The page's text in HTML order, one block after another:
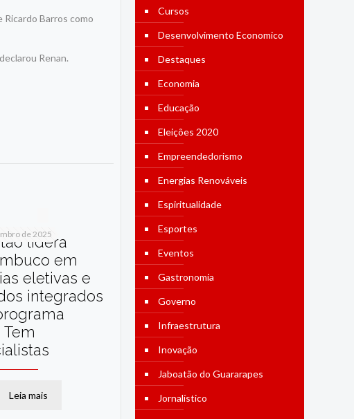
Barros como
Renan.
de 2025
lidera
em
eletivas e
integrados
Leia mais
Cursos
Desenvolvimento Economico
Destaques
Economia
Educação
Eleições 2020
Empreendedorismo
Energias Renováveis
Espiritualidade
Esportes
Eventos
Gastronomia
Governo
Infraestrutura
Inovação
Jaboatão do Guararapes
Jornalístico